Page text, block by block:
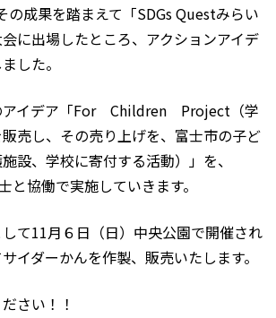
の成果を踏まえて「SDGs Questみらい
に出場したところ、アクションアイデ
した。
アイデア「For Children Project（学
売し、その売り上げを、富士市の子ど
設、学校に寄付する活動）」を、
協働で実施していきます。
て11月６日（日）中央公園で開催され
イダーかんを作製、販売いたします。
さい！！